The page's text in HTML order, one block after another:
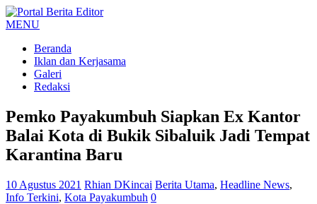
MENU
Beranda
Iklan dan Kerjasama
Galeri
Redaksi
Pemko Payakumbuh Siapkan Ex Kantor
Balai Kota di Bukik Sibaluik Jadi Tempat
Karantina Baru
10 Agustus 2021 Rhian DKincai Berita Utama, Headline News,
Info Terkini, Kota Payakumbuh 0